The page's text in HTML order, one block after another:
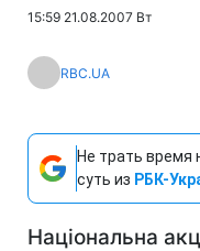
15:59 21.08.2007 Вт
RBC.UA
Не трать время
суть из РБК-
Національна